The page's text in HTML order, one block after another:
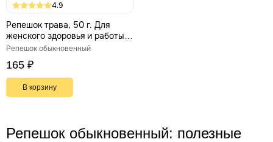
4.9
Репешок трава, 50 г. Для
женского здоровья и работы
печени
Репешок обыкновенный
165 ₽
В корзину
Репешок обыкновенный: полезные